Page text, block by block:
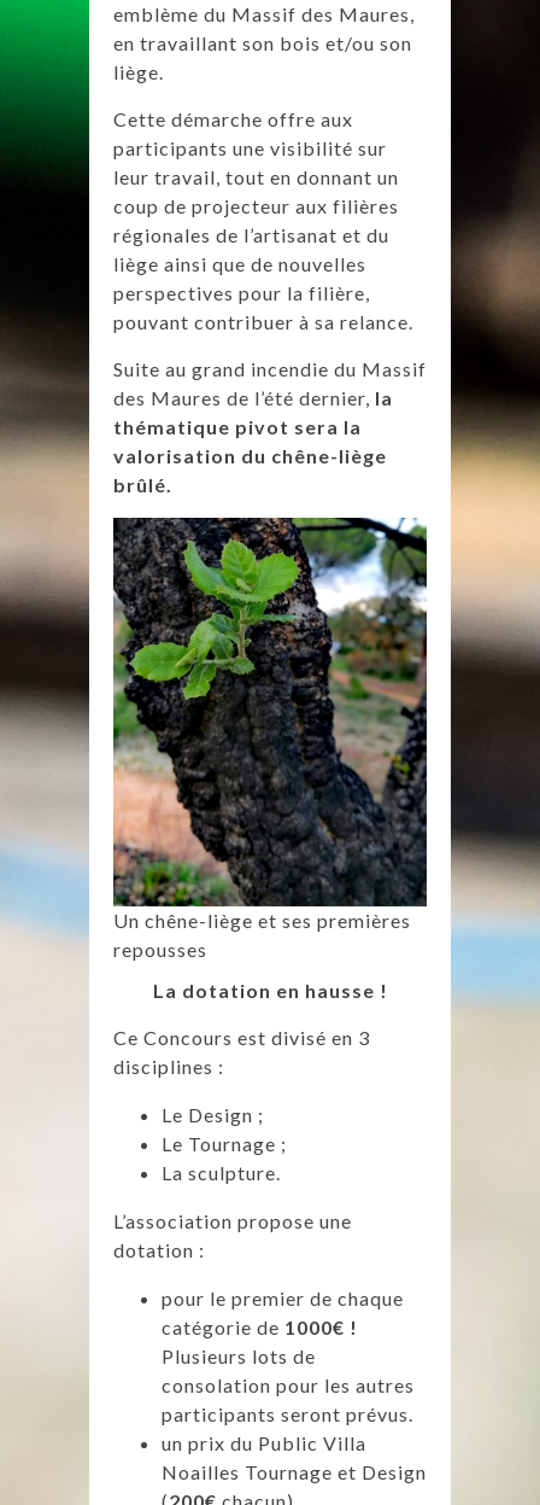
emblème du Massif des Maures,
en travaillant son bois et/ou son
liège.
Cette démarche offre aux
participants une visibilité sur
leur travail, tout en donnant un
coup de projecteur aux filières
régionales de l’artisanat et du
liège ainsi que de nouvelles
perspectives pour la filière,
pouvant contribuer à sa relance.
Suite au grand incendie du Massif
des Maures de l’été dernier, la
thématique pivot sera la
valorisation du chêne-liège
brûlé.
Un chêne-liège et ses premières
repousses
La dotation en hausse !
Ce Concours est divisé en 3
disciplines :
Le Design ;
Le Tournage ;
La sculpture.
L’association propose une
dotation :
pour le premier de chaque
catégorie de 1000€ !
Plusieurs lots de
consolation pour les autres
participants seront prévus.
un prix du Public Villa
Noailles Tournage et Design
(200€ chacun),